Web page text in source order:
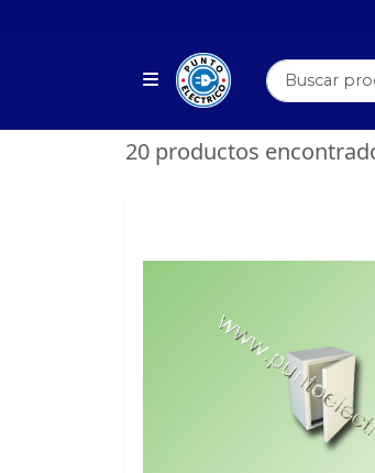
20 productos